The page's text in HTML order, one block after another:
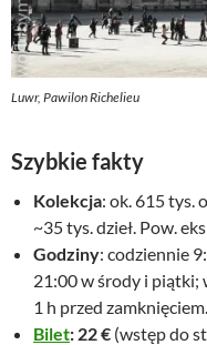
Luwr, Pawilon Richelieu
Szybkie fakty
Kolekcja: ok. 615 tys.
~35 tys. dzieł. Pow.
Godziny: codziennie
21:00 w środy i piątki;
1 h przed zamknięciem.
Bilet: 22 € (wstęp do